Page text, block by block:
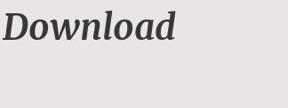
Download